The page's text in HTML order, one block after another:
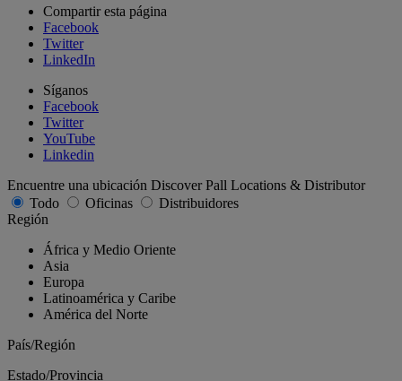
Compartir esta página
Facebook
Twitter
LinkedIn
Síganos
Facebook
Twitter
YouTube
Linkedin
Encuentre una ubicación Discover Pall Locations & Distributor
Todo
Oficinas
Distribuidores
Región
África y Medio Oriente
Asia
Europa
Latinoamérica y Caribe
América del Norte
País/Región
Estado/Provincia